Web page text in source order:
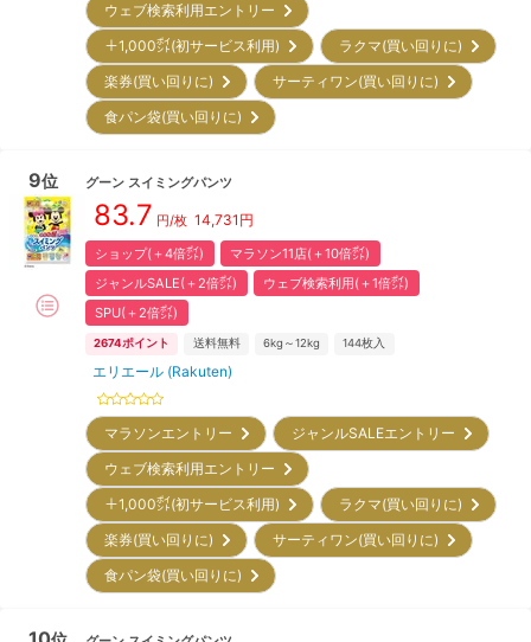
ウェブ検索利用エントリー
＋1,000㌽(初サービス利用)
ラクマ(買い回りに)
楽券(買い回りに)
サーティワン(買い回りに)
食パン袋(買い回りに)
9位 グーン スイミングパンツ
83.7 円/枚 14,731 円
ショップ(＋4倍㌽)
マラソン11店(＋10倍㌽)
ジャンルSALE(＋2倍㌽)
ウェブ検索利用(＋1倍㌽)
SPU(＋2倍㌽)
2674ポイント 送料無料 6kg～12kg 144枚入
エリエール (Rakuten)
マラソンエントリー
ジャンルSALEエントリー
ウェブ検索利用エントリー
＋1,000㌽(初サービス利用)
ラクマ(買い回りに)
楽券(買い回りに)
サーティワン(買い回りに)
食パン袋(買い回りに)